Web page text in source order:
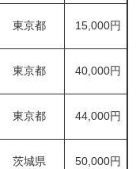
東京都 15,000円
東京都 40,000円
東京都 44,000円
茨城県 50,000円